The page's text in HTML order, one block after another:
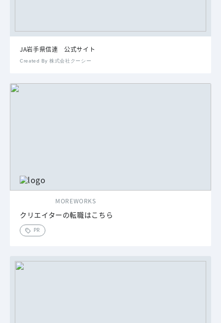
JA岩手県信連 公式サイト
Created By 株式会社クーシー
MOREWORKS
クリエイターの転職はこちら
PR